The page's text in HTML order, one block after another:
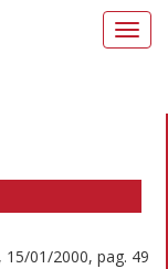
01/2000, pag. 49